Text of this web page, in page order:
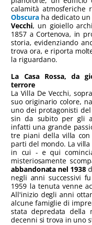
calamità atmosferiche
Obscuraha dedicato un
Vecchi, un gioiello
1857 a Cortenova, in
storia, evidenziando
trova ora, e riporta
la riguardano.
La Casa Rossa, da
terrore
La Villa De Vecchi,
suo originario colore,
uno dei protagonisti
sin da subito per gli
infatti una grande
tre piani della villa
parti del mondo. La
in cui - e qui
misteriosamente
abbandonata nel 1938
negli anni successivi
1959 la tenuta venne
All'inizio degli anni
alcune famiglie di
stata depredata della
decenni si trova in uno